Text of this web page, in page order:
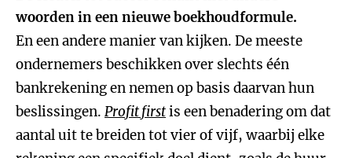
woorden in een nieuwe boekhoudformule.
En een andere manier van kijken. De meeste
ondernemers beschikken over slechts één
bankrekening en nemen op basis daarvan hun
beslissingen. Profit firstis een benadering om dat
aantal uit te breiden tot vier of vijf, waarbij elke